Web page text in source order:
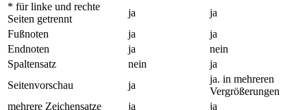
* für linke und rechte
Seiten getrennt
ja
ja
Fußnoten
ja
ja
Endnoten
ja
nein
Spaltensatz
nein
ja
Seitenvorschau
ja
ja. in mehreren
Vergrößerungen
mehrere Zeichensatze
ja
ja